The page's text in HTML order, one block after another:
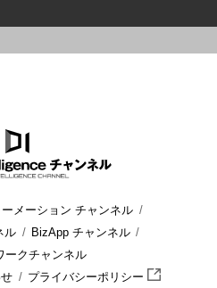
メーション チャンネル
ル
BizApp チャンネル
ークチャンネル
プライバシーポリシー